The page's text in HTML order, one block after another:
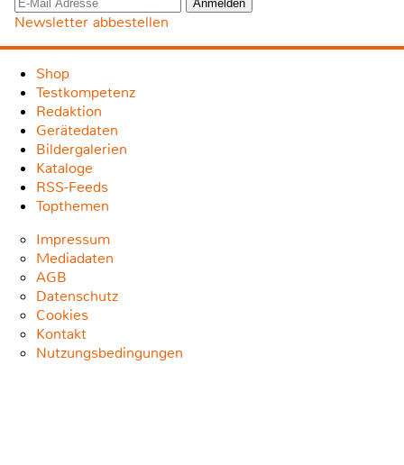
Newsletter abbestellen
Shop
Testkompetenz
Redaktion
Gerätedaten
Bildergalerien
Kataloge
RSS-Feeds
Topthemen
Impressum
Mediadaten
AGB
Datenschutz
Cookies
Kontakt
Nutzungsbedingungen